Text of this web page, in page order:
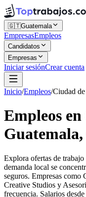
🇬🇹Guatemala
EmpresasEmpleos
Candidatos
Empresas
Iniciar sesiónCrear cuenta
Inicio/Empleos/Ciudad
Empleos
Explora ofertas de
demanda local se
seguros. Empresas
Creative Studios y
frecuencia. Salarios